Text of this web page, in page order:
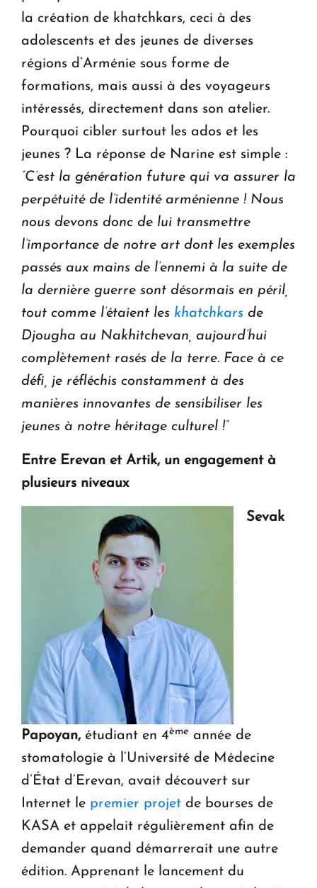
la création de khatchkars, ceci à des
adolescents et des jeunes de diverses
régions d’Arménie sous forme de
formations, mais aussi à des voyageurs
intéressés, directement dans son atelier.
Pourquoi cibler surtout les ados et les
jeunes ? La réponse de Narine est simple :
“C’est la génération future qui va assurer la
perpétuité de l’identité arménienne ! Nous
nous devons donc de lui transmettre
l’importance de notre art dont les exemples
passés aux mains de l’ennemi à la suite de
la dernière guerre sont désormais en péril,
tout comme l’étaient les khatchkars de
Djougha au Nakhitchevan, aujourd’hui
complètement rasés de la terre. Face à ce
défi, je réfléchis constamment à des
manières innovantes de sensibiliser les
jeunes à notre héritage culturel !”
Entre Erevan et Artik, un engagement à
plusieurs niveaux
Sevak
Papoyan,étudiant en 4ème année de
stomatologie à l’Université de Médecine
d’État d’Erevan, avait découvert sur
Internet le premier projet de bourses de
KASA et appelait régulièrement afin de
demander quand démarrerait une autre
édition. Apprenant le lancement du